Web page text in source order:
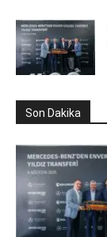
Son Dakika